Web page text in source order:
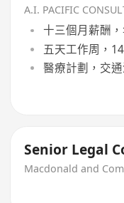
A.I. PACIFIC
十三個月薪酬
五天工作周，
醫療計劃，交
Senior Legal
Macdonald and